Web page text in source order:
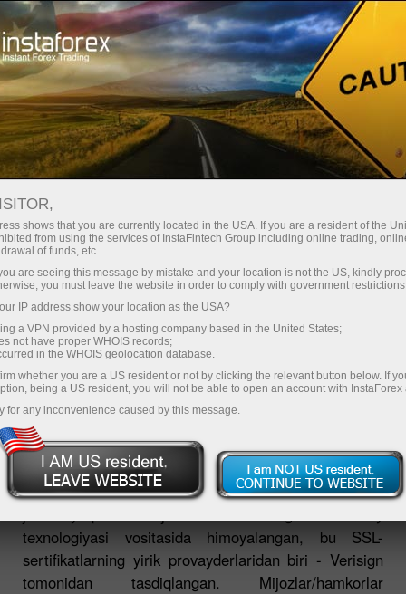
Treyderlar uchun
HIMOYANING HTTPS
TEXNOLOGIYASI
ochish
ochish
Xalqaro InstaForeks brokerining har bir mijozi
parollarni o'g'irlash maqsadida traffikni eshitishdan
texnologiyasi vositasida himoyalangan, bu SSL-
sertifikatlarning yirik provayderlaridan biri - Verisign
tomonidan tasdiqlangan. Mijozlar/hamkorlar
shows that you are currently located in the USA. If you are a resident of the
from using the services of InstaFintech Group including online trading,
of funds, etc.
are seeing this message by mistake and your location is not the US, kindly
you must leave the website in order to comply with government
IP address show your location as the USA?
a VPN provided by a hosting company based in the United States;
not have proper WHOIS records;
in the WHOIS geolocation database.
whether you are a US resident or not by clicking the relevant button below. If
being a US resident, you will not be able to open an account with InstaForex
for any inconvenience caused by this message.